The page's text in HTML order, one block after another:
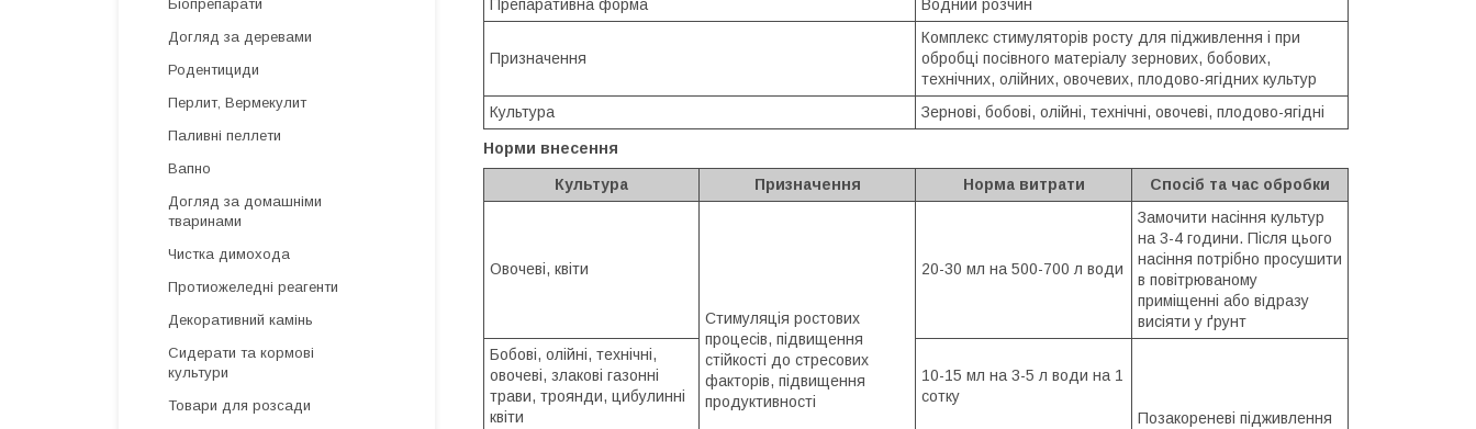
Препаративна форма
Водний розчин
Призначення
Комплекс стимуляторів росту для підживлення і при
обробці посівного матеріалу зернових, бобових,
технічних, олійних, овочевих, плодово-ягідних культур
Культура
Зернові, бобові, олійні, технічні, овочеві, плодово-ягідні
Норми внесення
Культура Призначення Норма витрати Спосіб та час обробки
Овочеві, квіти
Стимуляція ростових
процесів, підвищення
стійкості до стресових
факторів, підвищення
продуктивності
20-30 мл на 500-700 л води
Замочити насіння культур
на 3-4 години. Після цього
насіння потрібно просушити
в повітрюваному
приміщенні або відразу
висіяти у ґрунт
Бобові, олійні, технічні,
овочеві, злакові газонні
трави, троянди, цибулинні
квіти
10-15 мл на 3-5 л води на 1
сотку
Позакореневі підживлення
Біопрепарати
Догляд за деревами
Родентициди
Перлит, Вермекулит
Паливні пеллети
Вапно
Догляд за домашніми
тваринами
Чистка димохода
Протиожеледні реагенти
Декоративний камінь
Сидерати та кормові
культури
Товари для розсади